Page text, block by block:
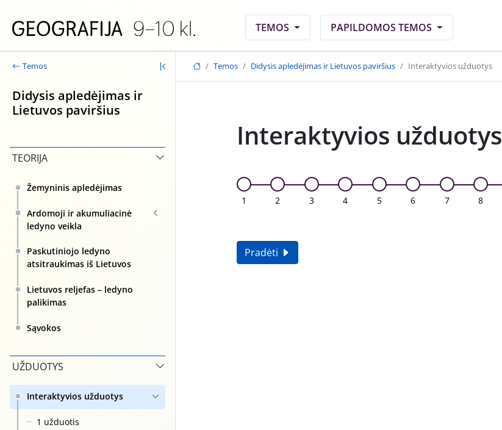
TEMOS
PAPILDOMOS TEMOS
Temos
Didysis apledėjimas ir
Lietuvos paviršius
TEORIJA
Žemyninis apledėjimas
Ardomoji ir akumuliacinė
ledyno veikla
Paskutiniojo ledyno
atsitraukimas iš Lietuvos
Lietuvos reljefas – ledyno
palikimas
Sąvokos
UŽDUOTYS
Interaktyvios užduotys
1 užduotis
Temos Didysis apledėjimas ir Lietuvos paviršius Interaktyvios užduotys
Interaktyvios užduotys
1 2 3 4 5 6 7 8
Pradėti